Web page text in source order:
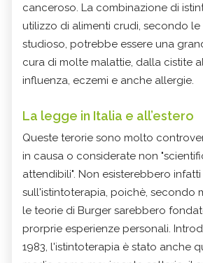
canceroso. La combinazione di
utilizzo di alimenti crudi, secondo
studioso, potrebbe essere una
cura di molte malattie, dalla cistite
influenza, eczemi e anche allergie.
La legge in Italia e all’estero
Queste terorie sono molto
in causa o considerate non
attendibili". Non esisterebbero
sull'istintoterapia, poichè, secondo
le teorie di Burger sarebbero
prorprie esperienze personali.
1983, l'istintoterapia è stato anche